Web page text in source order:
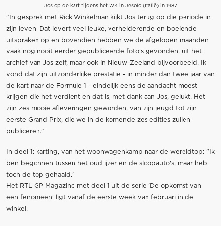
Jos op de kart tijdens het WK in Jesolo (Italië) in 1987
"In gesprek met Rick Winkelman kijkt Jos terug op die periode in
zijn leven. Dat levert veel leuke, verhelderende en boeiende
uitspraken op en bovendien hebben we de afgelopen maanden
vaak nog nooit eerder gepubliceerde foto's gevonden, uit het
archief van Jos zelf, maar ook in Nieuw-Zeeland bijvoorbeeld. Ik
vond dat zijn uitzonderlijke prestatie - in minder dan twee jaar van
de kart naar de Formule 1 - eindelijk eens de aandacht moest
krijgen die het verdient en dat is, met dank aan Jos, gelukt. Het
zijn zes mooie afleveringen geworden, van zijn jeugd tot zijn
eerste Grand Prix, die we in de komende zes edities zullen
publiceren."
In deel 1: karting, van het woonwagenkamp naar de wereldtop: "Ik
ben begonnen tussen het oud ijzer en de sloopauto's, maar heb
toch de top gehaald."
Het RTL GP Magazine met deel 1 uit de serie 'De opkomst van
een fenomeen' ligt vanaf de eerste week van februari in de
winkel.